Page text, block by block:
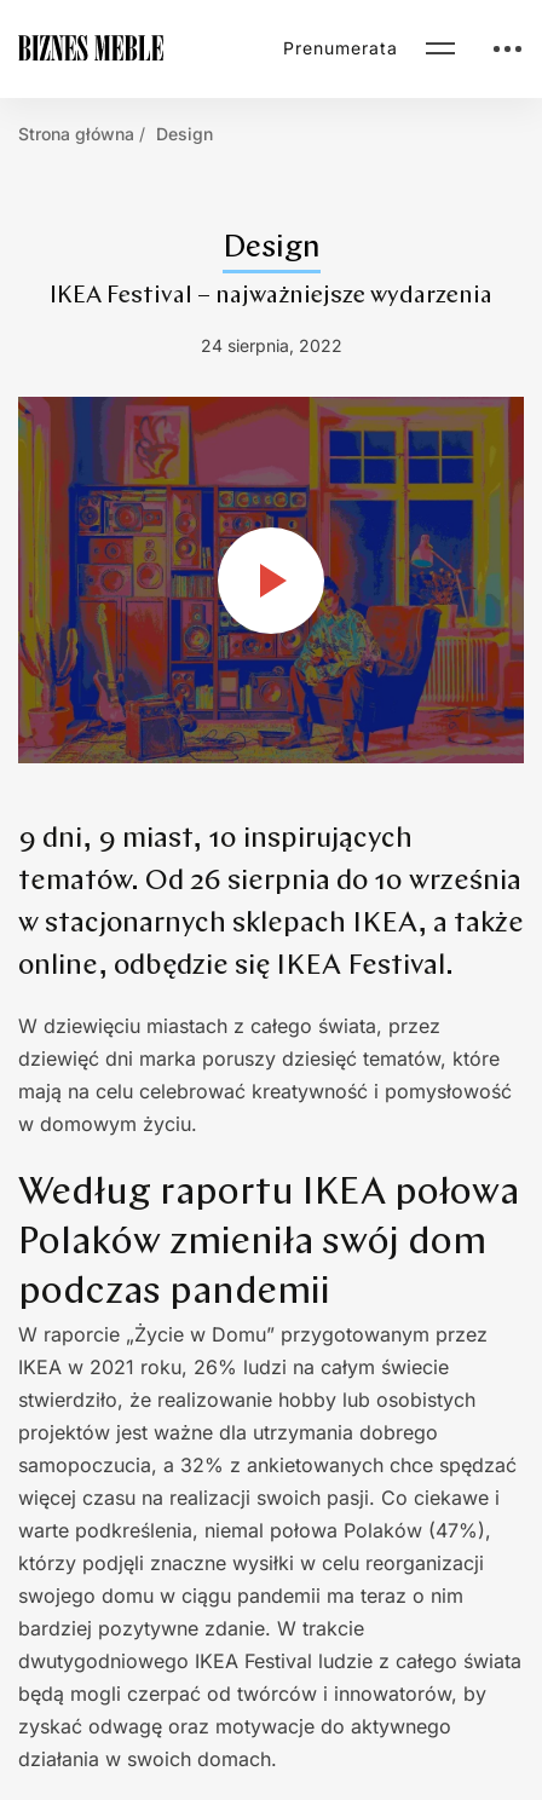
Prenumerata
Strona główna Design
Design
IKEA Festival – najważniejsze wydarzenia
24 sierpnia, 2022
9 dni, 9 miast, 10 inspirujących
tematów. Od 26 sierpnia do 10 września
w stacjonarnych sklepach IKEA, a także
online, odbędzie się IKEA Festival.
W dziewięciu miastach z całego świata, przez
dziewięć dni marka poruszy dziesięć tematów, które
mają na celu celebrować kreatywność i pomysłowość
w domowym życiu.
Według raportu IKEA połowa
Polaków zmieniła swój dom
podczas pandemii
W raporcie „Życie w Domu” przygotowanym przez
IKEA w 2021 roku, 26% ludzi na całym świecie
stwierdziło, że realizowanie hobby lub osobistych
projektów jest ważne dla utrzymania dobrego
samopoczucia, a 32% z ankietowanych chce spędzać
więcej czasu na realizacji swoich pasji. Co ciekawe i
warte podkreślenia, niemal połowa Polaków (47%),
którzy podjęli znaczne wysiłki w celu reorganizacji
swojego domu w ciągu pandemii ma teraz o nim
bardziej pozytywne zdanie. W trakcie
dwutygodniowego IKEA Festival ludzie z całego świata
będą mogli czerpać od twórców i innowatorów, by
zyskać odwagę oraz motywacje do aktywnego
działania w swoich domach.